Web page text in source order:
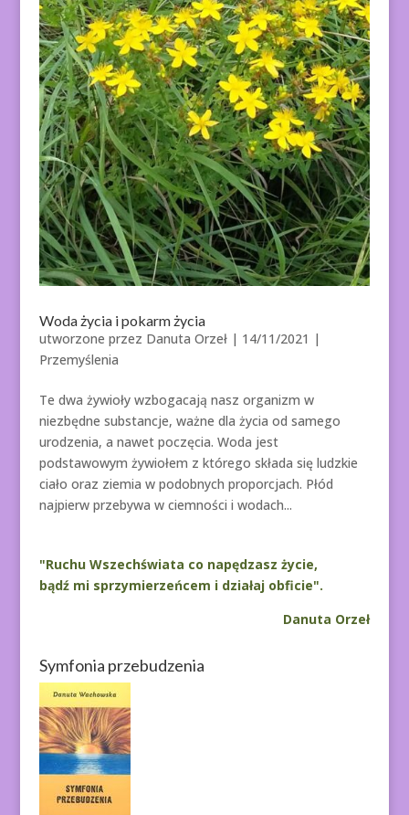
Woda życia i pokarm życia
utworzone przez Danuta Orzeł| 14/11/2021 |
Przemyślenia
Te dwa żywioły wzbogacają nasz organizm w
niezbędne substancje, ważne dla życia od samego
urodzenia, a nawet poczęcia. Woda jest
podstawowym żywiołem z którego składa się ludzkie
ciało oraz ziemia w podobnych proporcjach. Płód
najpierw przebywa w ciemności i wodach...
"Ruchu Wszechświata co napędzasz życie,
bądź mi sprzymierzeńcem i działaj obficie".
Danuta Orzeł
Symfonia przebudzenia